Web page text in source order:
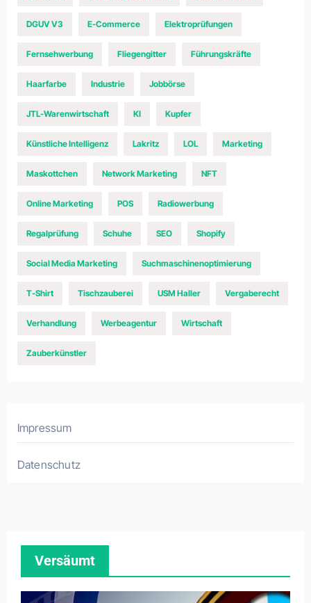
DGUV V3 E-Commerce Elektroprüfungen
Fernsehwerbung Fliegengitter Führungskräfte
Haarfarbe Industrie Jobbörse
JTL-Warenwirtschaft KI Kupfer
Künstliche Intelligenz Lakritz LOL Marketing
Maskottchen Network Marketing NFT
Online Marketing POS Radiowerbung
Regalprüfung Schuhe SEO Shopify
Social Media Marketing Suchmaschinenoptimierung
T-Shirt Tischzauberei USM Haller Vergaberecht
Verhandlung Werbeagentur Wirtschaft
Zauberkünstler
Impressum
Datenschutz
Versäumt